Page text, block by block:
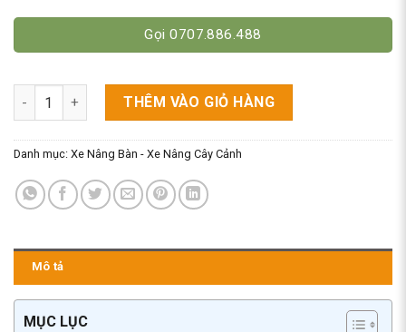
Gọi 0707.886.488
Xe Nâng Mặt Bàn Địa Hình - Xe Nâng Cây Bánh Xe Cao Su Lớn
THÊM VÀO GIỎ HÀNG
Danh mục: Xe Nâng Bàn - Xe Nâng Cây Cảnh
Mô tả
MỤC LỤC